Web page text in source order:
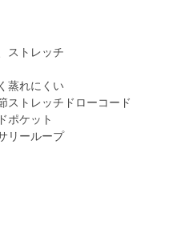
ストレッチ
蒸れにくい
ストレッチドローコード
ポケット
リーループ